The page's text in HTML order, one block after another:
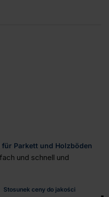
Parkett und Holzböden
und schnell und
Stosunek ceny do jakości